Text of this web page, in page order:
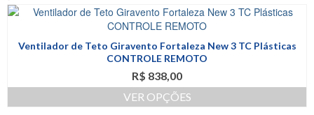
do
produto
tem
várias
As
opções
podem
ser
escolhidas
Ventilador de Teto Giravento Fortaleza New 3 TC Plásticas
CONTROLE REMOTO
R$ 838,00
VER OPÇÕES